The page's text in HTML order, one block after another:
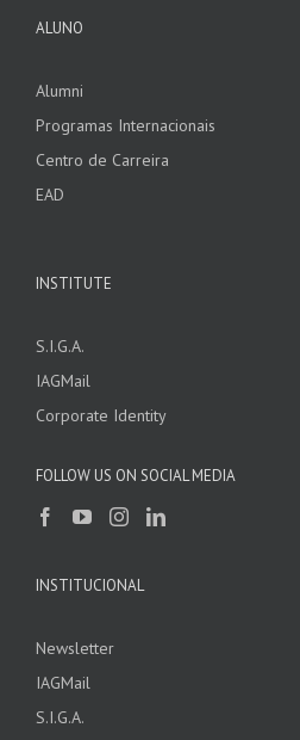
ALUNO
Alumni
Programas Internacionais
Centro de Carreira
EAD
INSTITUTE
S.I.G.A.
IAGMail
Corporate Identity
FOLLOW US ON SOCIAL MEDIA
INSTITUCIONAL
Newsletter
IAGMail
S.I.G.A.